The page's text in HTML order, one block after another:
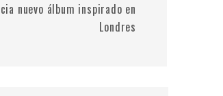
nuevo álbum inspirado en
Londres